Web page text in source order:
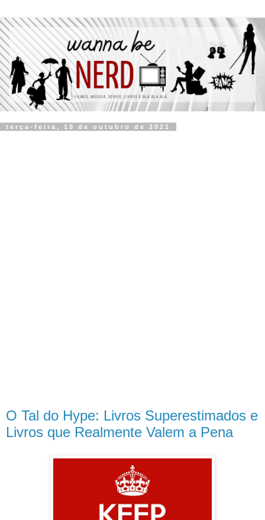
terça-feira, 19 de outubro de 2021
O Tal do Hype: Livros Superestimados e
Livros que Realmente Valem a Pena